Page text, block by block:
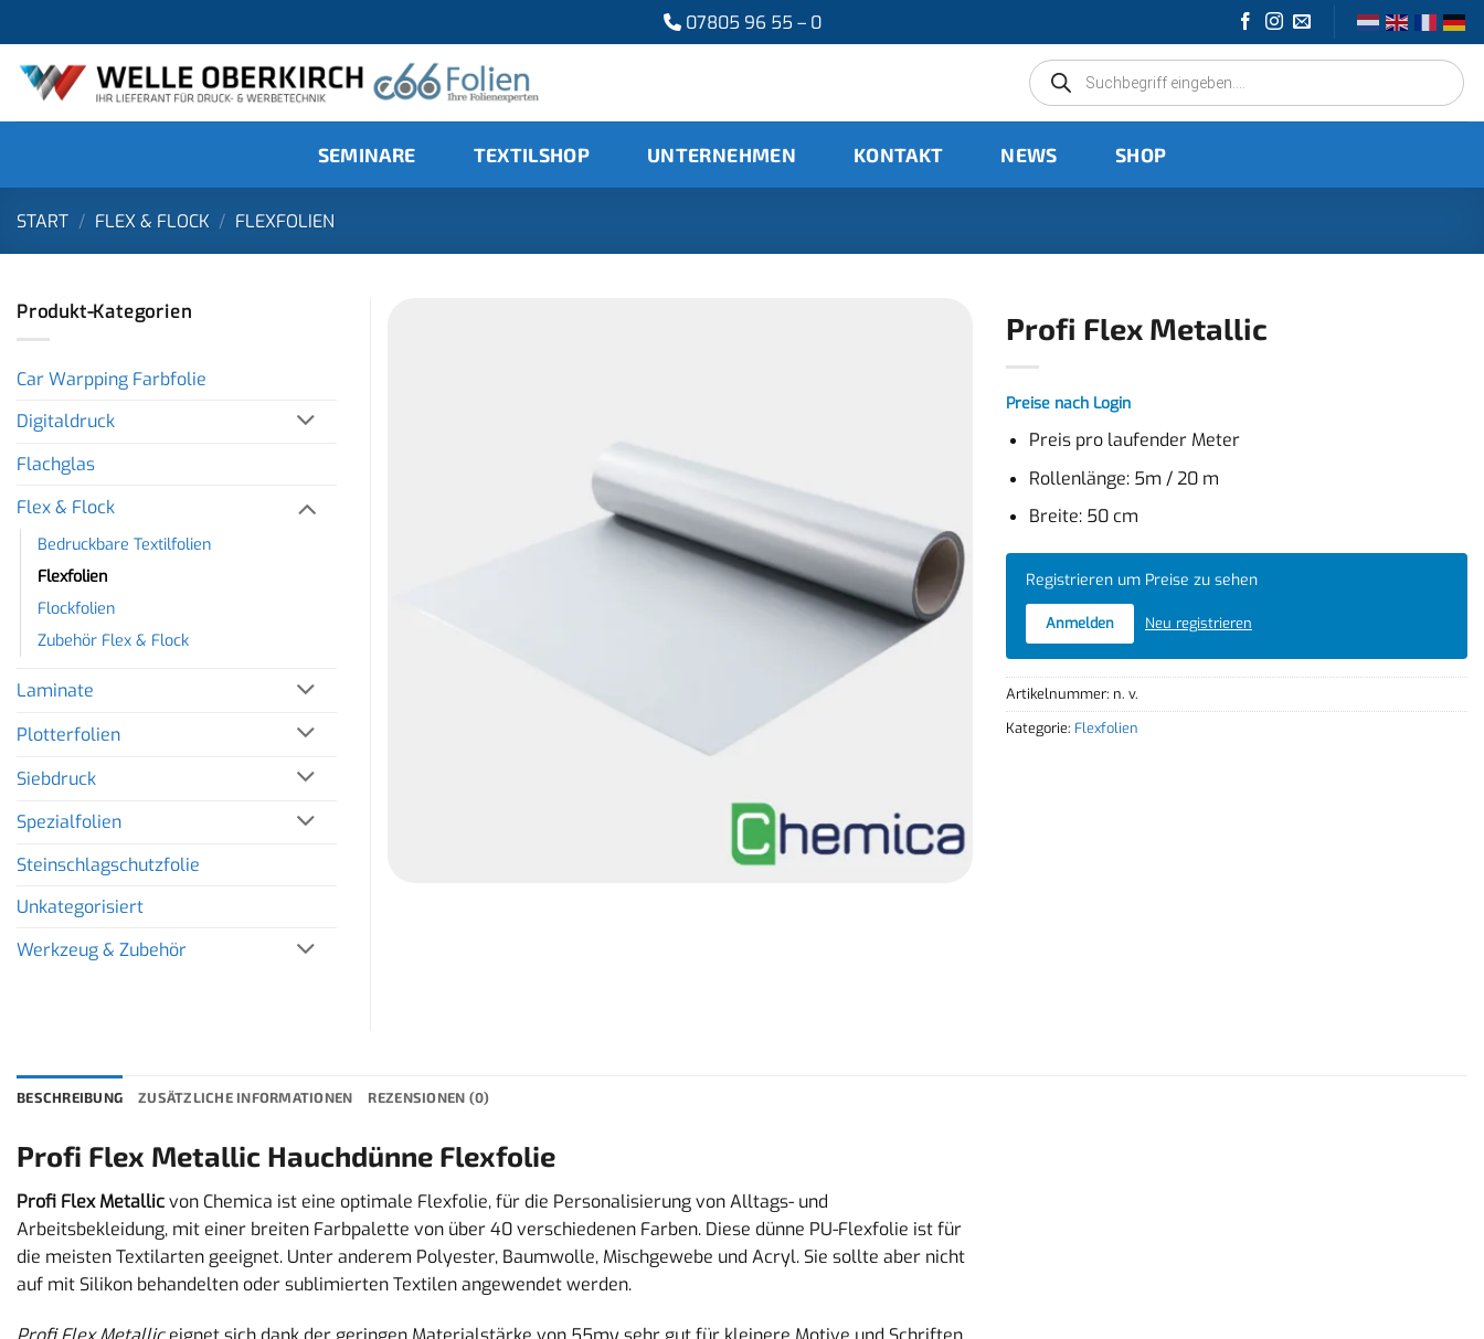
Inhalt
springen
07805 96 55 – 0
Products
search
SEMINARE TEXTILSHOP UNTERNEHMEN KONTAKT NEWS SHOP
START / FLEX & FLOCK / FLEXFOLIEN
Profi Flex Metallic
Preise nach Login
Preis pro laufender Meter
Rollenlänge: 5m / 20 m
Breite: 50 cm
Registrieren um Preise zu sehen
Anmelden Neu registrieren
Artikelnummer: n. v.
Kategorie: Flexfolien
Produkt-Kategorien
Car Warpping Farbfolie
Digitaldruck
Flachglas
Flex & Flock
Bedruckbare Textilfolien
Flexfolien
Flockfolien
Zubehör Flex & Flock
Laminate
Plotterfolien
Siebdruck
Spezialfolien
Steinschlagschutzfolie
Unkategorisiert
Werkzeug & Zubehör
BESCHREIBUNG ZUSÄTZLICHE INFORMATIONEN REZENSIONEN (0)
Profi Flex Metallic Hauchdünne Flexfolie
Profi Flex Metallicvon Chemica ist eine optimale Flexfolie, für die Personalisierung von Alltags- und
Arbeitsbekleidung, mit einer breiten Farbpalette von über 40 verschiedenen Farben. Diese dünne PU-Flexfolie ist für
die meisten Textilarten geeignet. Unter anderem Polyester, Baumwolle, Mischgewebe und Acryl. Sie sollte aber nicht
auf mit Silikon behandelten oder sublimierten Textilen angewendet werden.